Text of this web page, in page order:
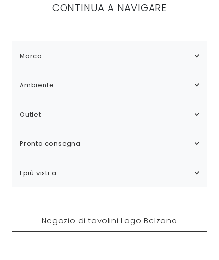
CONTINUA A NAVIGARE
Marca
Ambiente
Outlet
Pronta consegna
I più visti a :
Negozio di tavolini Lago Bolzano